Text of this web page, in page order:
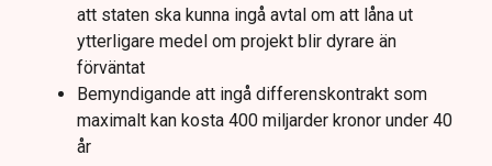
att staten ska kunna ingå avtal om att låna ut
ytterligare medel om projekt blir dyrare än
förväntat
Bemyndigande att ingå differenskontrakt som
maximalt kan kosta 400 miljarder kronor under 40
år